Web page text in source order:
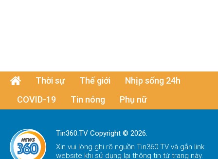
Thời sự Thế giới
Nhịp sống 24h
COVID-19
Tin nóng Phụ nữ
Tin360.TV Copyright © 2026.
Xin vui lòng ghi rõ nguồn Tin360.TV và gắn link
website khi sử dụng lại thông tin từ trang này.